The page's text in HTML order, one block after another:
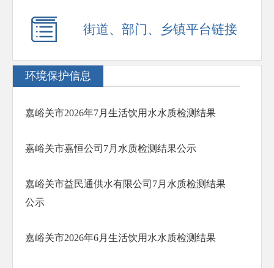
街道、部门、乡镇平台链接
环境保护信息
嘉峪关市2026年7月生活饮用水水质检测结果
嘉峪关市嘉恒公司7月水质检测结果公示
嘉峪关市益民通供水有限公司7月水质检测结果
公示
嘉峪关市2026年6月生活饮用水水质检测结果